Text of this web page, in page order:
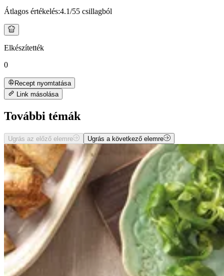
Átlagos értékelés:4.1/55 csillagból
Elkészítették
0
Recept nyomtatása
Link másolása
További témák
Ugrás az előző elemre Ugrás a következő elemre